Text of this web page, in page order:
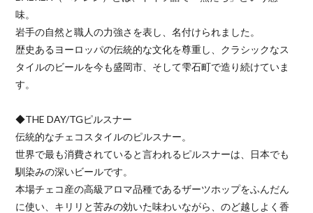
味。
岩手の自然と職人の力強さを表し、名付けられました。
歴史あるヨーロッパの伝統的な文化を尊重し、クラシックなス
タイルのビールを今も盛岡市、そして雫石町で造り続けていま
す。
◆THE DAY/TGピルスナー
伝統的なチェコスタイルのピルスナー。
世界で最も消費されていると言われるピルスナーは、日本でも
馴染みの深いビールです。
本場チェコ産の高級アロマ品種であるザーツホップをふんだん
に使い、キリリと苦みの効いた味わいながら、のど越しよく香